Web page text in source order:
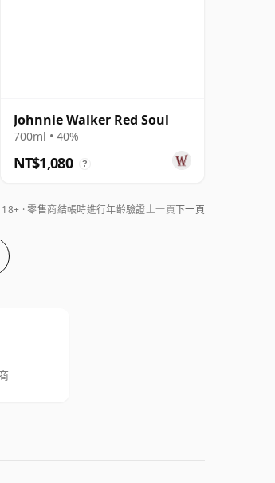
Johnnie Walker Red Soul
700ml • 40%
NT$1,080 ?
18+ · 零售商結帳時進行年齡驗證上一頁下一頁
on Trustpilot